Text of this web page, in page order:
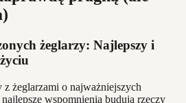
żeglarzy: Najlepszy i
żeglarzami o najważniejszych
wspomnienia budują rzeczy